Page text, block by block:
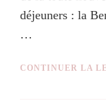
déjeuners : la
…
CONTINUER LA